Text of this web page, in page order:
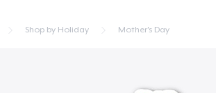
Shop by Holiday Mother's Day